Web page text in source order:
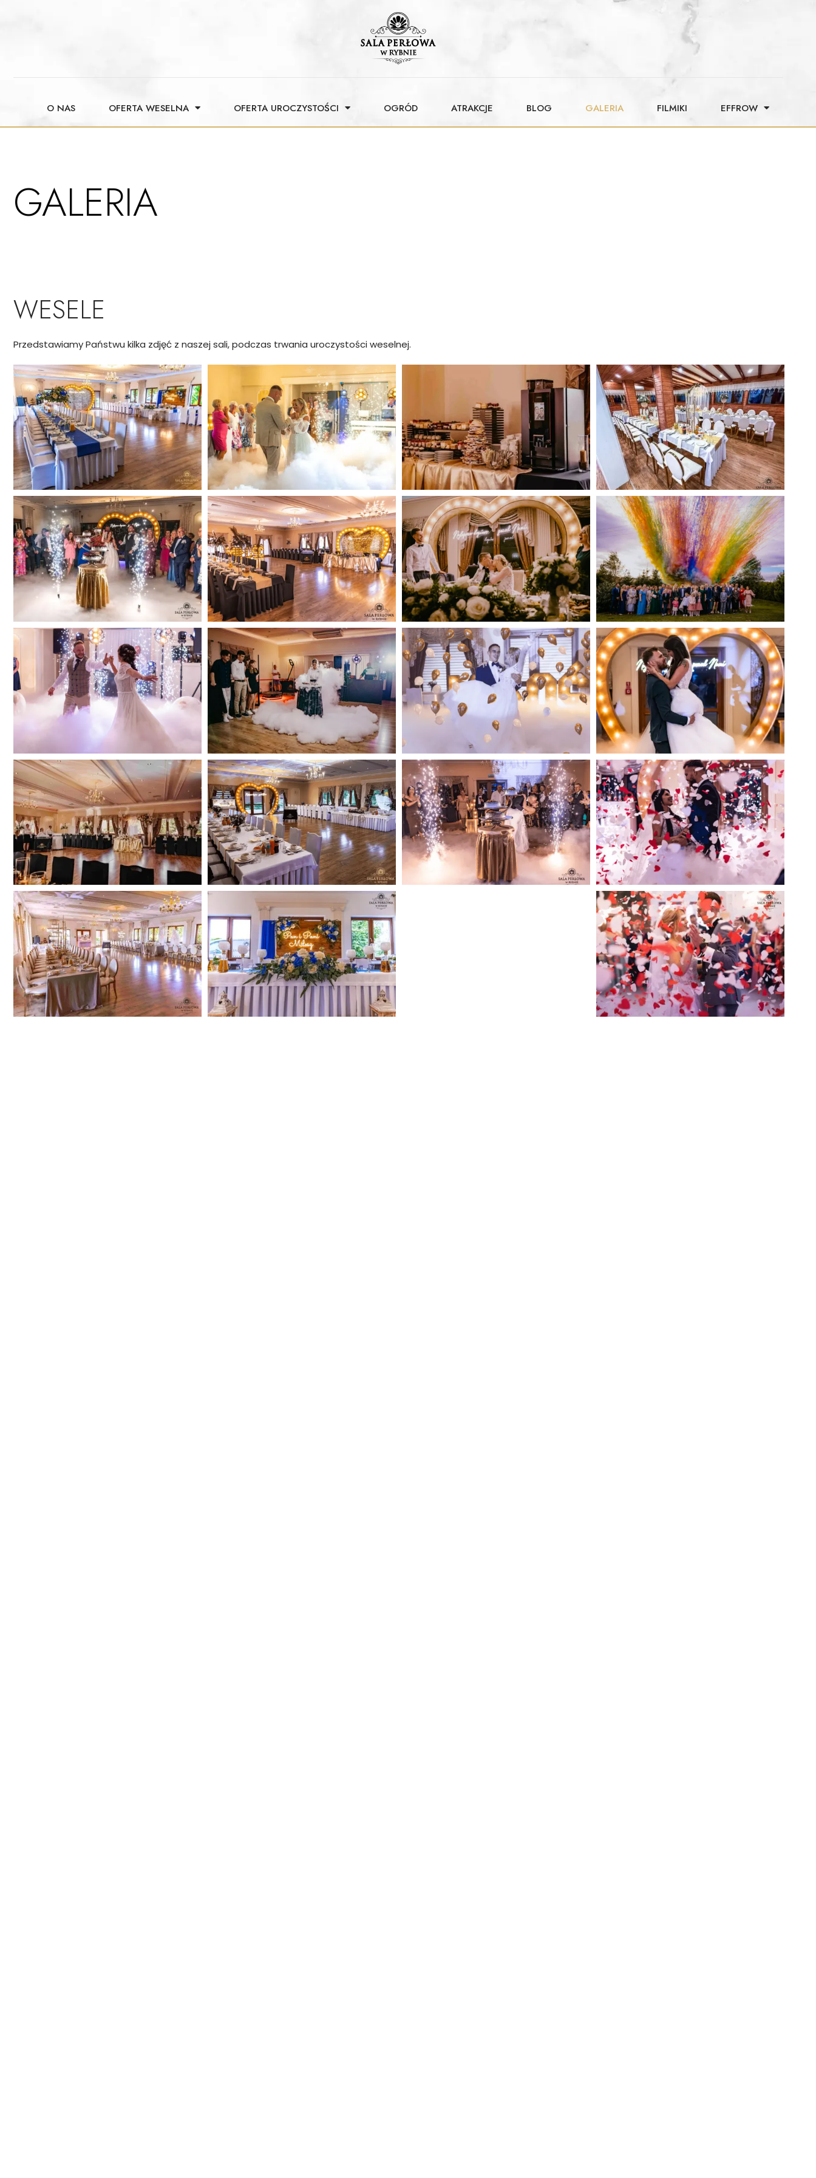
O NAS OFERTA WESELNA OFERTA UROCZYSTOŚCI OGRÓD ATRAKCJE BLOG GALERIA FILMIKI EFFROW
GALERIA
WESELE
Przedstawiamy Państwu kilka zdjęć z naszej sali, podczas trwania uroczystości weselnej.